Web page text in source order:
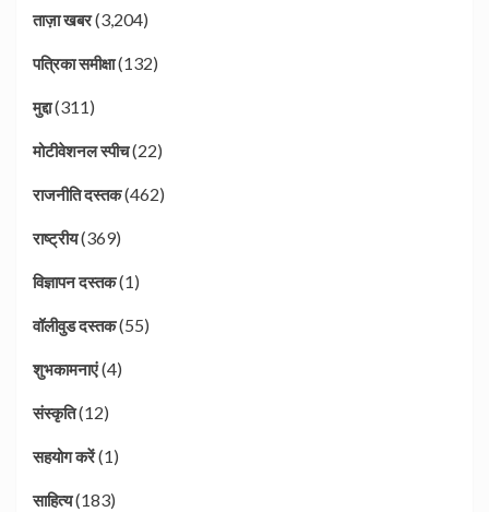
ताज़ा खबर(3,204)
पत्रिका समीक्षा(132)
मुद्दा(311)
मोटीवेशनल स्पीच(22)
राजनीति दस्तक(462)
राष्ट्रीय(369)
विज्ञापन दस्तक(1)
वॉलीवुड दस्तक(55)
शुभकामनाएं(4)
संस्कृति(12)
सहयोग करें(1)
साहित्य(183)